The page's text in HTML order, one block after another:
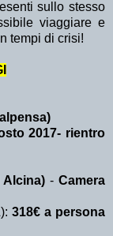
sullo stesso
viaggiare e
tempi di crisi!
2017- rientro
Alcina) - Camera
318€ a persona